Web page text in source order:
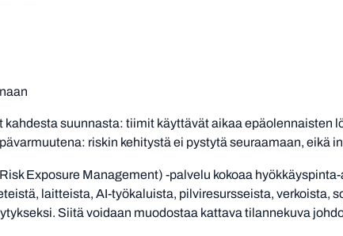
suunnasta: tiimit käyttävät aikaa epäolennaisten
riskin kehitystä ei pystytä seuraamaan, eikä
Exposure Management) -palvelu kokoaa
laitteista, AI-työkaluista, pilviresursseista, verkoista,
Siitä voidaan muodostaa kattava tilannekuva